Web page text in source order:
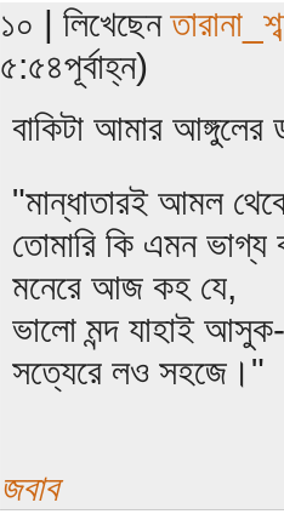
১০ | লিখেছেন
৫:৫৪পূর্বাহ্ন)
বাকিটা আমার আঙ্গুলের
"মান্ধাতারই আমল
তোমারি কি এমন ভাগ্য
মনেরে আজ কহ যে,
ভালো মন্দ যাহাই আসুক-
সত্যেরে লও সহজে।"
জবাব